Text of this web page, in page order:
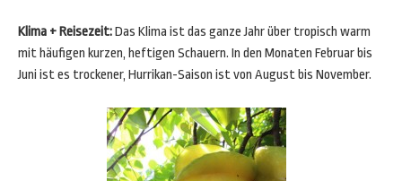
Klima + Reisezeit:Das Klima ist das ganze Jahr über tropisch warm
mit häufigen kurzen, heftigen Schauern. In den Monaten Februar bis
Juni ist es trockener, Hurrikan-Saison ist von August bis November.